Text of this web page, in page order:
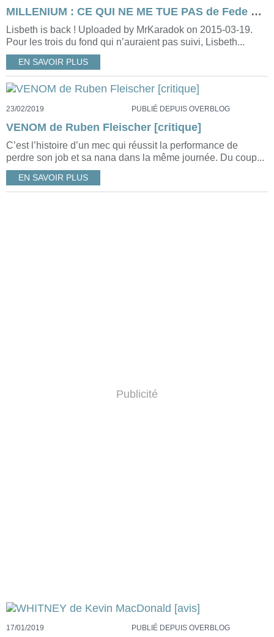
MILLENIUM : CE QUI NE ME TUE PAS de Fede Álvarez [critique]
Lisbeth is back ! Uploaded by MrKaradok on 2015-03-19.
Pour les trois du fond qui n’auraient pas suivi, Lisbeth...
EN SAVOIR PLUS
23/02/2019 PUBLIÉ DEPUIS OVERBLOG
VENOM de Ruben Fleischer [critique]
C’est l’histoire d’un mec qui réussit la performance de
perdre son job et sa nana dans la même journée. Du coup...
EN SAVOIR PLUS
Publicité
17/01/2019 PUBLIÉ DEPUIS OVERBLOG